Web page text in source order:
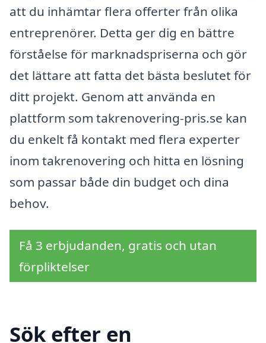
att du inhämtar flera offerter från olika
entreprenörer. Detta ger dig en bättre
förståelse för marknadspriserna och gör
det lättare att fatta det bästa beslutet för
ditt projekt. Genom att använda en
plattform som takrenovering-pris.se kan
du enkelt få kontakt med flera experter
inom takrenovering och hitta en lösning
som passar både din budget och dina
behov.
Få 3 erbjudanden, gratis och utan
förpliktelser
Sök efter en